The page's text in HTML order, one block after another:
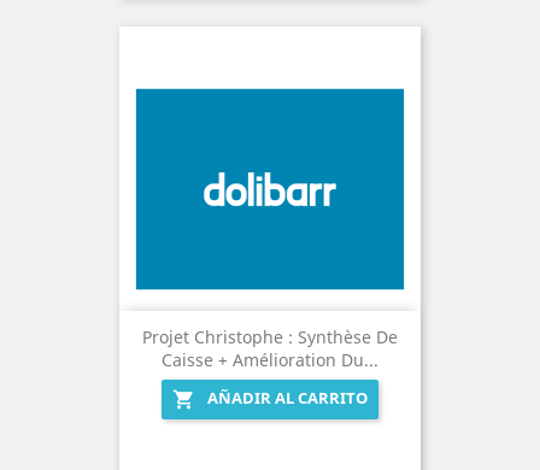
Projet Christophe : Synthèse De
Caisse + Amélioration Du...

AÑADIR AL CARRITO